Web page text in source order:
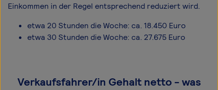
Einkommen in der Regel entsprechend reduziert wird.
etwa 20 Stunden die Woche: ca. 18.450 Euro
etwa 30 Stunden die Woche: ca. 27.675 Euro
Verkaufsfahrer/in Gehalt netto - was